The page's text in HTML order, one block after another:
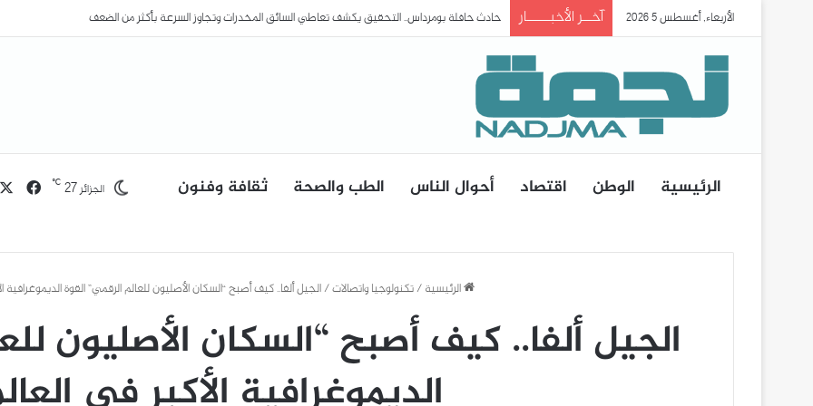
الأربعاء, أغسطس 5 2026 آخــر الأخبـــــار الرئيس تبون يعلن حدادا وطنيا لمدة ثلاثة أيام عقب فاجعة بومرداس
الرئيسية الوطن اقتصاد أحوال الناس الطب والصحة ثقافة وفنون الجزائر27
℃
الرئيسية / تكنولوجيا واتصالات/ الجيل ألفا.. كيف أصبح “السكان الأصليون للعالم الرقمي” القوة الديموغرافية
الجيل ألفا.. كيف أصبح “السكان الأصليون